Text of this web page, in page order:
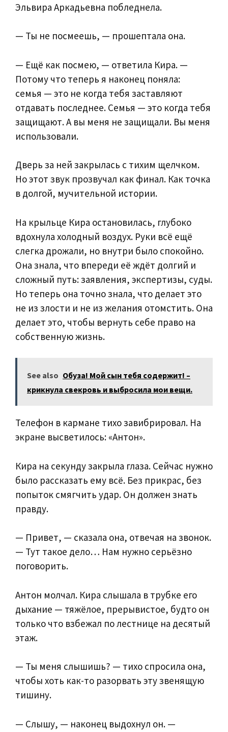
Эльвира Аркадьевна побледнела.
— Ты не посмеешь, — прошептала она.
— Ещё как посмею, — ответила Кира. —
Потому что теперь я наконец поняла:
семья — это не когда тебя заставляют
отдавать последнее. Семья — это когда тебя
защищают. А вы меня не защищали. Вы меня
использовали.
Дверь за ней закрылась с тихим щелчком.
Но этот звук прозвучал как финал. Как точка
в долгой, мучительной истории.
На крыльце Кира остановилась, глубоко
вдохнула холодный воздух. Руки всё ещё
слегка дрожали, но внутри было спокойно.
Она знала, что впереди её ждёт долгий и
сложный путь: заявления, экспертизы, суды.
Но теперь она точно знала, что делает это
не из злости и не из желания отомстить. Она
делает это, чтобы вернуть себе право на
собственную жизнь.
See also Обуза! Мой сын тебя содержит! –
крикнула свекровь и выбросила мои вещи.
Телефон в кармане тихо завибрировал. На
экране высветилось: «Антон».
Кира на секунду закрыла глаза. Сейчас нужно
было рассказать ему всё. Без прикрас, без
попыток смягчить удар. Он должен знать
правду.
— Привет, — сказала она, отвечая на звонок.
— Тут такое дело… Нам нужно серьёзно
поговорить.
Антон молчал. Кира слышала в трубке его
дыхание — тяжёлое, прерывистое, будто он
только что взбежал по лестнице на десятый
этаж.
— Ты меня слышишь? — тихо спросила она,
чтобы хоть как-то разорвать эту звенящую
тишину.
— Слышу, — наконец выдохнул он. —